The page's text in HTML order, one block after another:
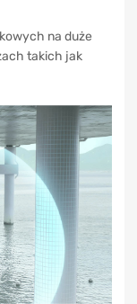
na duże
takich jak